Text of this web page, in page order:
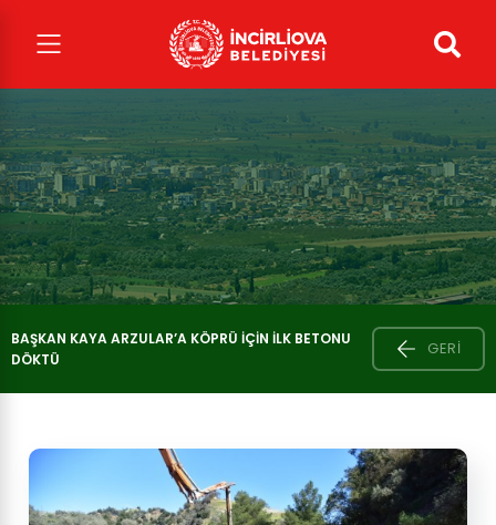
BAŞKAN KAYA ARZULAR’A KÖPRÜ İÇIN İLK BETONU
DÖKTÜ
GERI